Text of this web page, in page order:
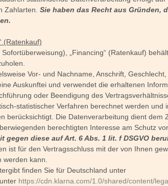
Zahlarten. Sie haben das Recht aus Gründen,
(Ratenkauf)
„Financing“ (Ratenkauf)
Vor- und Nachname, Anschrift, Geschlecht,
Auskunftei und verwendet die erhaltenen
oder Beendigung des
statistischer Verfahren berechnet werden und
Die Datenverarbeitung dient dem
berechtigten Interesse am Schutz
diese auf Art. 6 Abs. 1 lit. f DSGVO
ist für den Vertragsschluss mit der von Ihnen
kann.
finden Sie für Deutschland unter
https://cdn.klarna.com/1.0/shared/content/